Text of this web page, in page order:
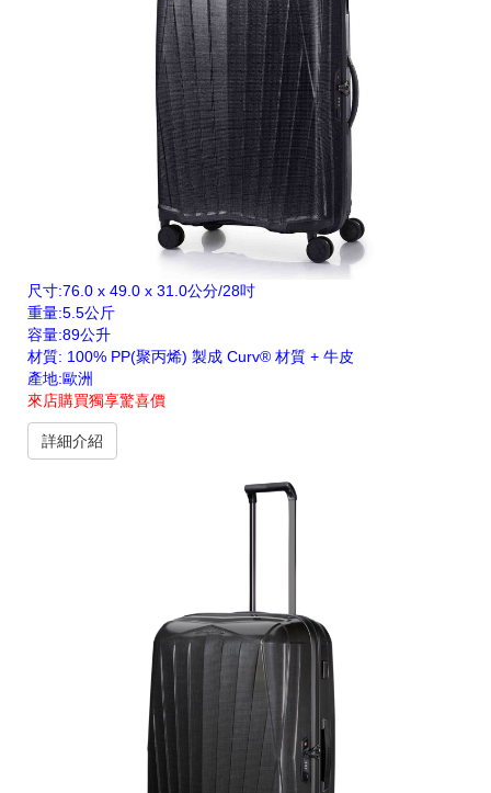
尺寸:76.0 x 49.0 x 31.0公分/28吋
重量:5.5公斤
容量:89公升
材質: 100% PP(聚丙烯) 製成 Curv® 材質 + 牛皮
產地:歐洲
來店購買獨享驚喜價
詳細介紹